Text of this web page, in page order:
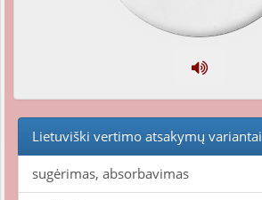
Lietuviški vertimo atsakymų variantai
sugėrimas, absorbavimas